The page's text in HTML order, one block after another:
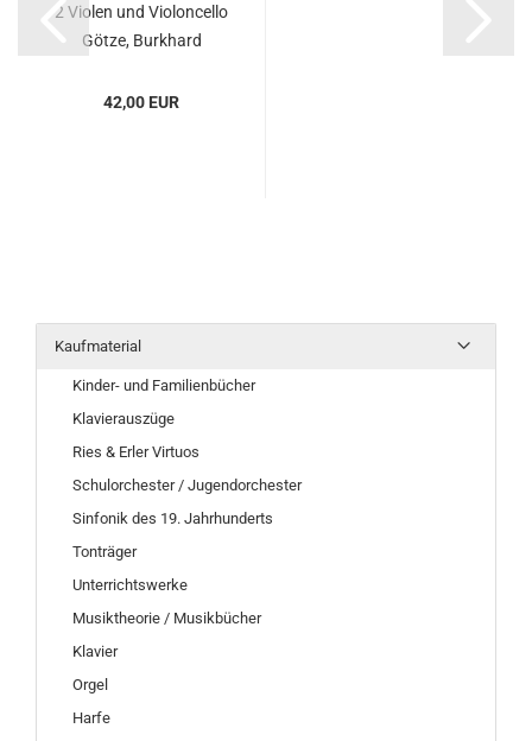
2 Violen und Violoncello
Götze, Burkhard
42,00 EUR
Kaufmaterial
Kinder- und Familienbücher
Klavierauszüge
Ries & Erler Virtuos
Schulorchester / Jugendorchester
Sinfonik des 19. Jahrhunderts
Tonträger
Unterrichtswerke
Musiktheorie / Musikbücher
Klavier
Orgel
Harfe